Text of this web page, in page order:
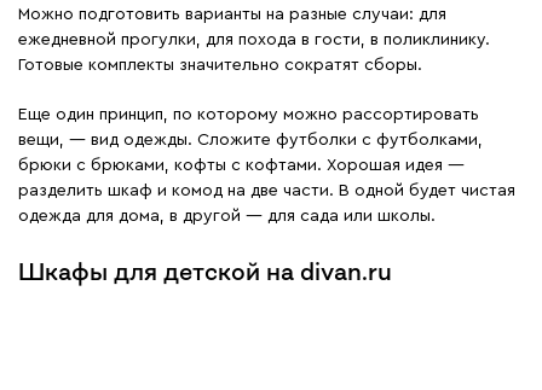
Можно подготовить варианты на разные случаи: для
ежедневной прогулки, для похода в гости, в поликлинику.
Готовые комплекты значительно сократят сборы.
Еще один принцип, по которому можно рассортировать
вещи, — вид одежды. Сложите футболки с футболками,
брюки с брюками, кофты с кофтами. Хорошая идея —
разделить шкаф и комод на две части. В одной будет чистая
одежда для дома, в другой — для сада или школы.
Шкафы для детской на divan.ru